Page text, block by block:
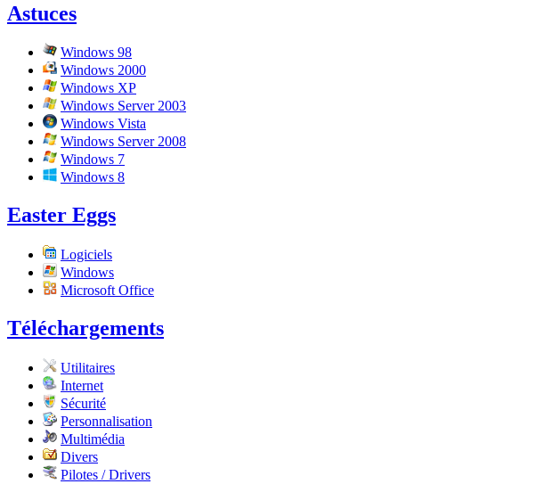
Astuces
Windows 98
Windows 2000
Windows XP
Windows Server 2003
Windows Vista
Windows Server 2008
Windows 7
Windows 8
Easter Eggs
Logiciels
Windows
Microsoft Office
Téléchargements
Utilitaires
Internet
Sécurité
Personnalisation
Multimédia
Divers
Pilotes / Drivers